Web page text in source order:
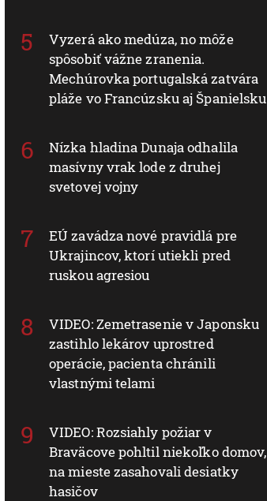
Vyzerá ako medúza, no môže
spôsobiť vážne zranenia.
Mechúrovka portugalská zatvára
pláže vo Francúzsku aj Španielsku
Nízka hladina Dunaja odhalila
masívny vrak lode z druhej
svetovej vojny
EÚ zavádza nové pravidlá pre
Ukrajincov, ktorí utiekli pred
ruskou agresiou
VIDEO: Zemetrasenie v Japonsku
zastihlo lekárov uprostred
operácie, pacienta chránili
vlastnými telami
VIDEO: Rozsiahly požiar v
Braväcove pohltil niekoľko domov,
na mieste zasahovali desiatky
hasičov